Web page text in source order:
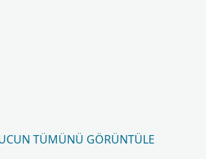
TÜMÜNÜ GÖRÜNTÜLE